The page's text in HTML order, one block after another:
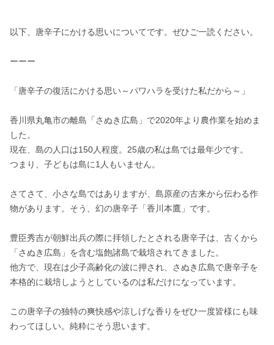
以下、唐辛子にかける思いについてです。ぜひご一読ください。
ーーー
「唐辛子の復活にかける思い～パワハラを受けた私だから～」
香川県丸亀市の離島「さぬき広島」で2020年より農作業を始めま
した。
現在、島の人口は150人程度。25歳の私は島では最年少です。
つまり、子どもは島に1人もいません。
さてさて、小さな島ではありますが、島原産の古来から伝わる作
物があります。そう、幻の唐辛子「香川本鷹」です。
豊臣秀吉が朝鮮出兵の際に拝領したとされる唐辛子は、古くから
「さぬき広島」を含む塩飽諸島で栽培されてきました。
他方で、現在は少子高齢化の波に押され、さぬき広島で唐辛子を
本格的に栽培しようとしているのは私だけになっています。
この唐辛子の独特の爽快感や涼しげな香りをぜひ一度皆様にも味
わってほしい。純粋にそう思います。